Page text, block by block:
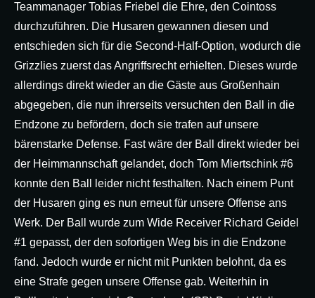
Teammanager Tobias Friebel die Ehre, den Cointoss
durchzuführen. Die Husaren gewannen diesen und
entschieden sich für die Second-Half-Option, wodurch die
Grizzlies zuerst das Angriffsrecht erhielten. Dieses wurde
allerdings direkt wieder an die Gäste aus Großenhain
abgegeben, die nun ihrerseits versuchten den Ball in die
Endzone zu befördern, doch sie trafen auf unsere
bärenstarke Defense. Fast wäre der Ball direkt wieder bei
der Heimmannschaft gelandet, doch Tom Miertschink #6
konnte den Ball leider nicht festhalten. Nach einem Punt
der Husaren ging es nun erneut für unsere Offense ans
Werk. Der Ball wurde zum Wide Receiver Richard Geidel
#1 gepasst, der den sofortigen Weg bis in die Endzone
fand. Jedoch wurde er nicht mit Punkten belohnt, da es
eine Strafe gegen unsere Offense gab. Weiterhin in